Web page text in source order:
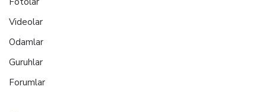
Videolar
Odamlar
Guruhlar
Forumlar